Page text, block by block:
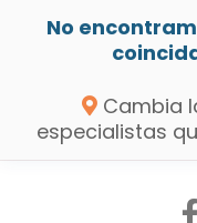
No
Cambia
especialistas